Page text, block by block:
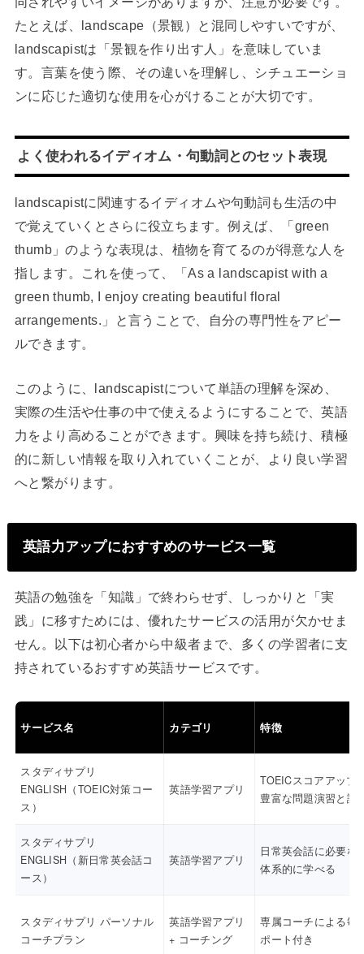
たとえば、landscape（景観）と混同しやすいですが、
landscapistは「景観を作り出す人」を意味していま
す。言葉を使う際、その違いを理解し、シチュエーショ
ンに応じた適切な使用を心がけることが大切です。
よく使われるイディオム・句動詞とのセット表現
landscapistに関連するイディオムや句動詞も生活の中
で覚えていくとさらに役立ちます。例えば、「green
thumb」のような表現は、植物を育てるのが得意な人を
指します。これを使って、「As a landscapist with a
green thumb, I enjoy creating beautiful floral
arrangements.」と言うことで、自分の専門性をアピー
ルできます。
このように、landscapistについて単語の理解を深め、
実際の生活や仕事の中で使えるようにすることで、英語
力をより高めることができます。興味を持ち続け、積極
的に新しい情報を取り入れていくことが、より良い学習
へと繋がります。
英語力アップにおすすめのサービス一覧
英語の勉強を「知識」で終わらせず、しっかりと「実
践」に移すためには、優れたサービスの活用が欠かせま
せん。以下は初心者から中級者まで、多くの学習者に支
持されているおすすめ英語サービスです。
サービス名 カテゴリ 特徴
スタディサプリ
ENGLISH（TOEIC対策コー
ス）
英語学習アプリ
TOEICスコアアップ
豊富な問題演習と講
スタディサプリ
ENGLISH（新日常英会話コ
ース）
英語学習アプリ
日常英会話に必要な
体系的に学べる
スタディサプリ パーソナル
コーチプラン
英語学習アプリ
+ コーチング
専属コーチによる毎
ポート付き